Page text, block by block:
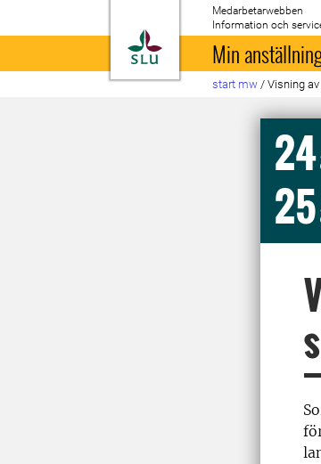
Till startsida
Medarbetarwebben
Information och
Min
start mw / Visning
24
25